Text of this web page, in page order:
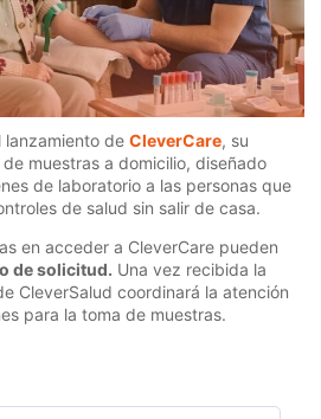
lanzamiento de CleverCare, su
muestras a domicilio, diseñado
de laboratorio a las personas que
de salud sin salir de casa.
en acceder a CleverCare pueden
de solicitud. Una vez recibida la
CleverSalud coordinará la atención
para la toma de muestras.